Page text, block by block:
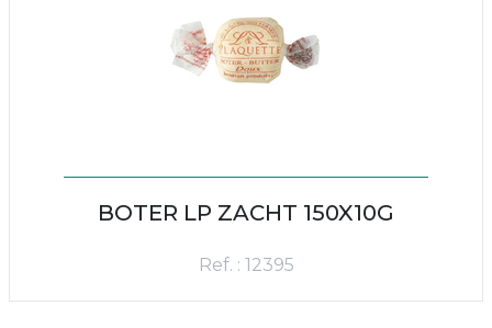
BOTER LP ZACHT 150X10G
Ref. : 12395